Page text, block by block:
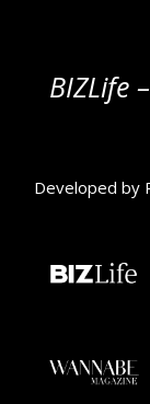
BIZLife
Developed by